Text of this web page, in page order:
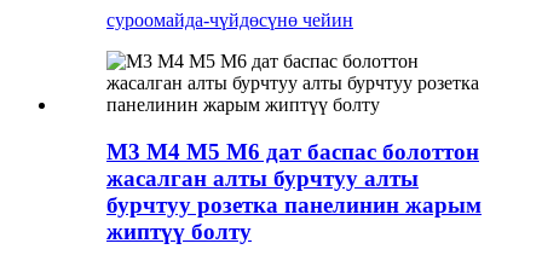
суроомайда-чүйдөсүнө чейин
М3 М4 М5 М6 дат баспас болоттон
жасалган алты бурчтуу алты
бурчтуу розетка панелинин жарым
жиптүү болту